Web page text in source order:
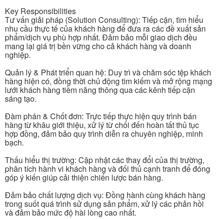
Key Responsibilities
Tư vấn giải pháp (Solution Consulting): Tiếp cận, tìm hiểu
nhu cầu thực tế của khách hàng để đưa ra các đề xuất sản
phẩm/dịch vụ phù hợp nhất. Đảm bảo mỗi giao dịch đều
mang lại giá trị bền vững cho cả khách hàng và doanh
nghiệp.
Quản lý & Phát triển quan hệ: Duy trì và chăm sóc tệp khách
hàng hiện có, đồng thời chủ động tìm kiếm và mở rộng mạng
lưới khách hàng tiềm năng thông qua các kênh tiếp cận
sáng tạo.
Đàm phán & Chốt đơn: Trực tiếp thực hiện quy trình bán
hàng từ khâu giới thiệu, xử lý từ chối đến hoàn tất thủ tục
hợp đồng, đảm bảo quy trình diễn ra chuyên nghiệp, minh
bạch.
Thấu hiểu thị trường: Cập nhật các thay đổi của thị trường,
phân tích hành vi khách hàng và đối thủ cạnh tranh để đóng
góp ý kiến giúp cải thiện chiến lược bán hàng.
Đảm bảo chất lượng dịch vụ: Đồng hành cùng khách hàng
trong suốt quá trình sử dụng sản phẩm, xử lý các phản hồi
và đảm bảo mức độ hài lòng cao nhất.